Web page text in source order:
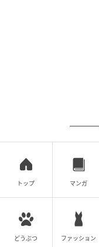
トップ マンガ
どうぶつ ファッション